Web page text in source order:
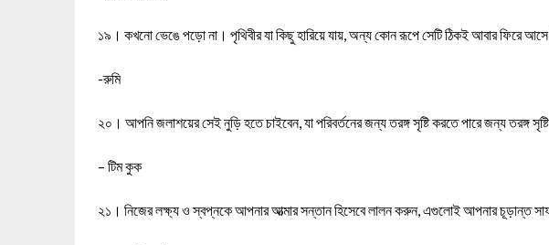
১৯। কখনো ভেঙে পড়ো না। পৃথিবীর যা কিছু হারিয়ে যায়, অন্য কোন রূপে সেটি ঠিকই আবার ফিরে
-রুমি
২০। আপনি জলাশয়ের সেই নুড়ি হতে চাইবেন, যা পরিবর্তনের জন্য তরঙ্গ সৃষ্টি করতে পারে জন্য তরঙ্গ
– টিম কুক
২১। নিজের লক্ষ্য ও স্বপ্নকে আপনার আত্মার সন্তান হিসেবে লালন করুন, এগুলোই আপনার চূড়ান্ত